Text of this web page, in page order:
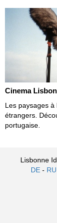
Cinema
Les paysages
étrangers.
portugaise.
Lisbonne
DE- RU